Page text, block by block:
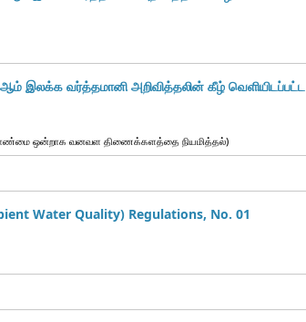
இலக்க வர்த்தமானி அறிவித்தலின் கீழ் வெளியிடப்பட்ட
ஒன்றாக வனவள திணைக்களத்தை நியமித்தல்)
Water Quality) Regulations, No. 01